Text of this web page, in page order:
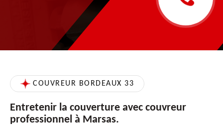
COUVREUR BORDEAUX 33
Entretenir la couverture avec couvreur
professionnel à Marsas.